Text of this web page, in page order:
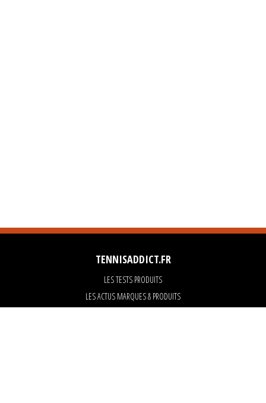
TENNISADDICT.FR
LES TESTS PRODUITS
LES ACTUS MARQUES & PRODUITS